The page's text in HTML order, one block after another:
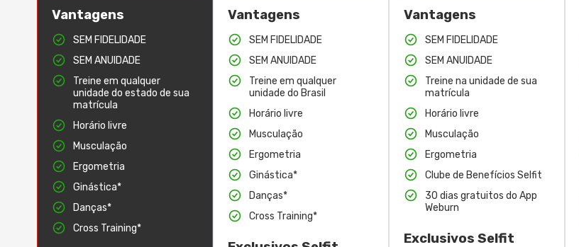
Vantagens
SEM FIDELIDADE
SEM ANUIDADE
Treine em qualquer
unidade do estado de sua
matrícula
Horário livre
Musculação
Ergometria
Ginástica*
Danças*
Cross Training*
Vantagens
SEM FIDELIDADE
SEM ANUIDADE
Treine em qualquer
unidade do Brasil
Horário livre
Musculação
Ergometria
Ginástica*
Danças*
Cross Training*
Vantagens
SEM FIDELIDADE
SEM ANUIDADE
Treine na unidade de sua
matrícula
Horário livre
Musculação
Ergometria
Clube de Benefícios Selfit
30 dias gratuitos do App
Weburn
Exclusivos Selfit